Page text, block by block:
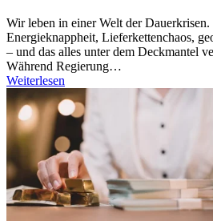
Wir leben in einer Welt der
Energieknappheit, Lieferkettenchaos,
– und das alles unter dem Deckmantel
Während Regierung…
Weiterlesen